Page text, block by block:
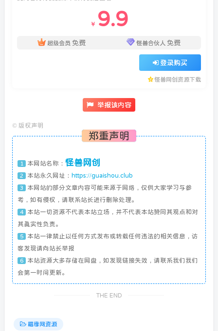
￥ 9.9
超级会员 免费 怪兽合伙人 免费
登录购买
怪兽网创资源下载
举报该内容
© 版权声明
郑重声明
1 本网站名称： 怪兽网创
2 本站永久网址： https://guaishou.club
3
本网站的部分文章内容可能来源于网络，仅供大家学习与参
考，如有侵权，请联系站长进行删除处理。
4
本站一切资源不代表本站立场，并不代表本站赞同其观点和对
其真实性负责。
5
本站一律禁止以任何方式发布或转载任何违法的相关信息，访
客发现请向站长举报
6
本站资源大多存储在网盘，如发现链接失效，请联系我们我们
会第一时间更新。
THE END
福缘网资源